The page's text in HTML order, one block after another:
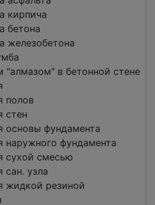
кирпича
бетона
железобетона
"алмазом" в бетонной стене
полов
стен
основы фундамента
наружного фундамента
сухой смесью
сан. узла
жидкой резиной